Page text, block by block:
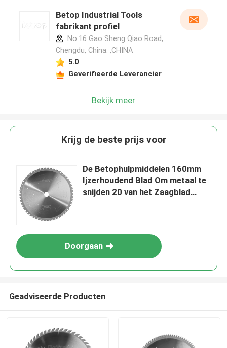
Betop Industrial Tools
fabrikant profiel
No.16 Gao Sheng Qiao Road,
Chengdu, China. ,CHINA
5.0
Geverifieerde Leverancier
Bekijk meer
Krijg de beste prijs voor
De Betophulpmiddelen 160mm
Ijzerhoudend Blad Om metaal te
snijden 20 van het Zaagblad
Doorgaan
Geadviseerde Producten